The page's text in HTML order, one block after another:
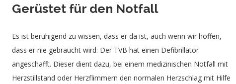
Gerüstet für den Notfall
Es ist beruhigend zu wissen, dass er da ist, auch wenn wir hoffen,
dass er nie gebraucht wird: Der TVB hat einen Defibrillator
angeschafft. Dieser dient dazu, bei einem medizinischen Notfall mit
Herzstillstand oder Herzflimmern den normalen Herzschlag mit Hilfe